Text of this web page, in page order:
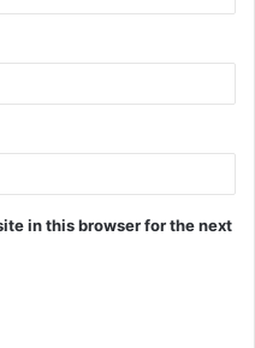
in this browser for the next